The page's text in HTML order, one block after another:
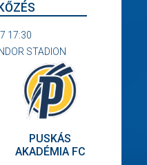
17:30
STADION
PUSKÁS
AKADÉMIA FC